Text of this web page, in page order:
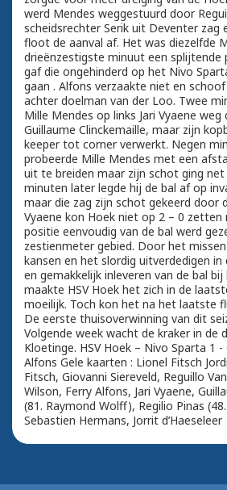
werd Mendes weggestuurd door
scheidsrechter Serik uit Deventer zag
floot de aanval af. Het was diezelfde
drieënzestigste minuut een splijtende
gaf die ongehinderd op het Nivo
gaan . Alfons verzaakte niet en
achter doelman van der Loo. Twee
Mille Mendes op links Jari Vyaene
Guillaume Clinckemaille, maar zijn
keeper tot corner verwerkt. Negen
probeerde Mille Mendes met een
uit te breiden maar zijn schot ging net
minuten later legde hij de bal af op
maar die zag zijn schot gekeerd door
Vyaene kon Hoek niet op 2 – 0 zetten
positie eenvoudig van de bal werd
zestienmeter gebied. Door het
kansen en het slordig uitverdedigen
en gemakkelijk inleveren van de bal
maakte HSV Hoek het zich in de
moeilijk. Toch kon het na het laatste
De eerste thuisoverwinning van dit
Volgende week wacht de kraker in de
Kloetinge. HSV Hoek – Nivo Sparta 1 -
Alfons Gele kaarten : Lionel Fitsch
Fitsch, Giovanni Siereveld, Reguillo
Wilson, Ferry Alfons, Jari Vyaene,
(81. Raymond Wolff), Regilio Pinas
Sebastien Hermans, Jorrit d’Haeseleer